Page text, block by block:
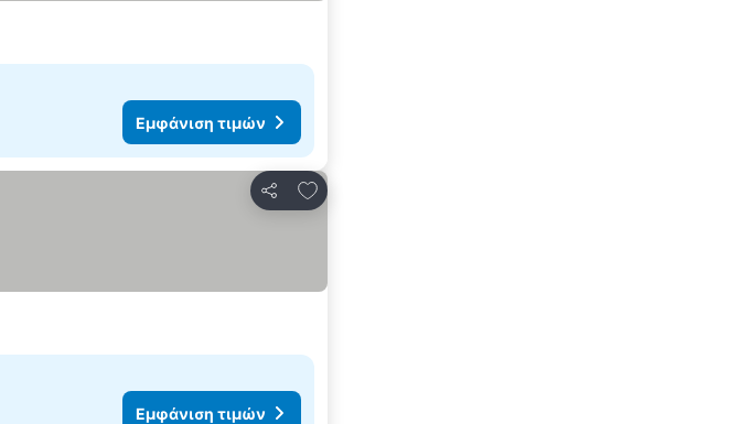
Εμφάνιση τιμών
Κοινοποίηση
Προσθήκη στα αγαπημένα
Εμφάνιση τιμών